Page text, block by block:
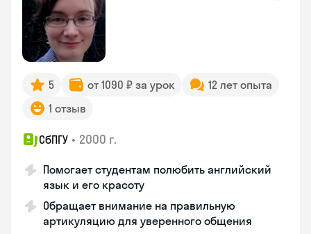
5 от 1090 ₽ за урок
12 лет опыта
1 отзыв
СбПГУ • 2000 г.
Помогает студентам полюбить английский
язык и его красоту
Обращает внимание на правильную
артикуляцию для уверенного общения